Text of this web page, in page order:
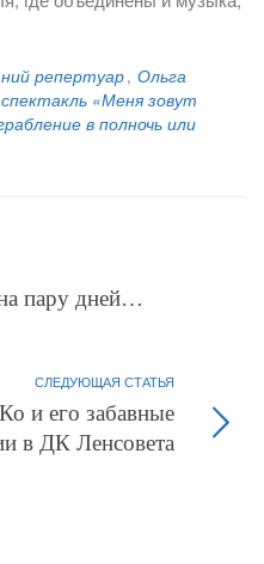
репертуар, Ольга
спектакль «Меня зовут
в полночь или
пару дней…
СЛЕДУЮЩАЯ СТАТЬЯ
и его забавные
в ДК Ленсовета